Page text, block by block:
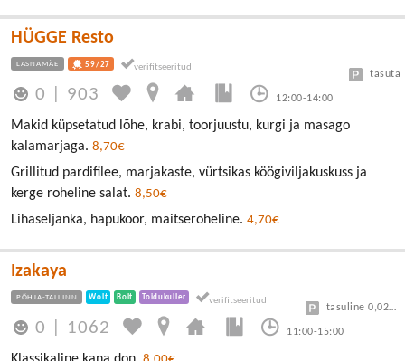
HÜGGE Resto
LASNAMÄE 59/27
0 903 12:00-14:00
tasuta
Makid küpsetatud lõhe, krabi, toorjuustu, kurgi ja masago
kalamarjaga. 8,70€
Grillitud pardifilee, marjakaste, vürtsikas köögiviljakuskuss ja
kerge roheline salat. 8,50€
Lihaseljanka, hapukoor, maitseroheline. 4,70€
Izakaya
PÕHJA-TALLINN Wolt Bolt Toidukuller
0 1062 11:00-15:00
tasuline 0,025 €/minut